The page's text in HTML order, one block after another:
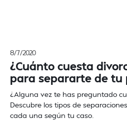
8/7/2020
¿Cuánto cuesta
para separarte de tu
¿Alguna vez te has preguntado
Descubre los tipos de
cada una según tu caso.